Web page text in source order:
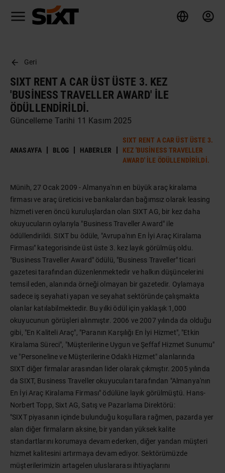
Geri
SIXT RENT A CAR ÜST ÜSTE 3. KEZ
'BUSINESS TRAVELLER AWARD' ILE
ÖDÜLLENDIRILDI.
Güncelleme Tarihi 11 Kasım 2025
ANASAYFA BLOG HABERLER
SIXT RENT A CAR ÜST ÜSTE 3.
KEZ 'BUSINESS TRAVELLER
AWARD' ILE ÖDÜLLENDIRILDI.
Münih, 27 Ocak 2009 - Almanya'nın en büyük araç kiralama
firması ve araç üreticisi ve bankalardan bağımsız olarak leasing
hizmeti veren öncü kuruluşlardan olan SIXT AG, bir kez daha
okuyucuların oylarıyla "Business Traveller Award" ile
ödüllendirildi. SIXT bu ödüle, "Avrupa'nın En İyi Araç Kiralama
Firması" kategorisinde üst üste 3. kez layık görülmüş oldu.
"Business Traveller Award" ödülü, "Business Traveller" ticari
gazetesi tarafından düzenlenmektedir ve halkın düşüncelerini
temsil eden, alanında örneği olmayan bir gazetedir. Oylamaya
sadece iş seyahati yapan ve seyahat sektöründe çalışmakta
olanlar katılabilmektedir. Bu yılki ödül için yaklaşık 1,000
okuyucunun görüşleri alınmıştır. 2006 ve 2007 yılında da olduğu
gibi, "En Kaliteli Araç", "Paranın Karşılığı En İyi Hizmet", "Etkin
Kiralama Süreci", "Müşterilerine Uygun ve Şeffaf Hizmet Sunumu"
ve "Personeline ve Müşterilerine Odaklı Hizmet" alanlarında
SIXT diğer firmalar arasından lider olarak çıkmıştır. 2005 yılında
da SIXT, Business Traveller okuyucuları tarafından "Almanya'nın
En İyi Araç Kiralama Firması" ödülüne layık görülmüştü. Hans-
Norbert Topp, Sixt AG, Satış ve Pazarlama Direktörü:
"SIXT piyasanın içinde bulunduğu koşullara rağmen, pazarda yer
alan diğer firmaların aksine, bir yandan yüksek kalite
standartlarını korumaya devam ederken, diğer yandan müşteri
hizmet kalitesini artırmaya devam ediyor. Sektörümüzde
müşterilerimizin artagelen uluslararası ihtiyaçlarını